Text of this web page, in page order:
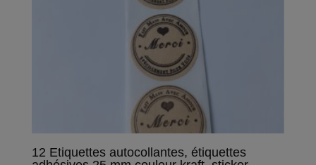
12 Etiquettes autocollantes, étiquettes